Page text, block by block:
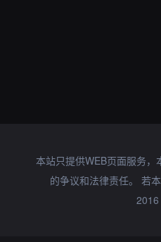
本站只提供WEB页面服务
的争议和法律责任。 若